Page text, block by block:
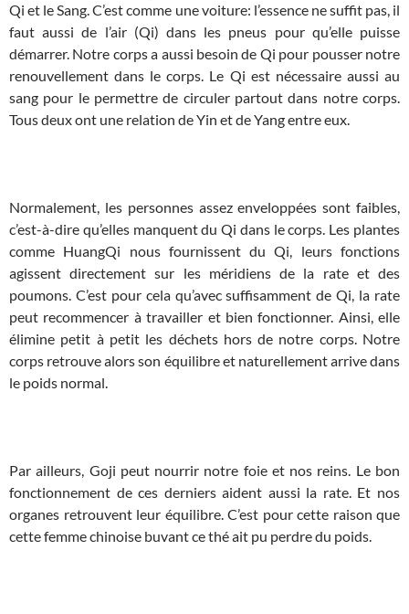
Qi et le Sang. C’est comme une voiture: l’essence ne suffit pas, il
faut aussi de l’air (Qi) dans les pneus pour qu’elle puisse
démarrer. Notre corps a aussi besoin de Qi pour pousser notre
renouvellement dans le corps. Le Qi est nécessaire aussi au
sang pour le permettre de circuler partout dans notre corps.
Tous deux ont une relation de Yin et de Yang entre eux.
Normalement, les personnes assez enveloppées sont faibles,
c’est-à-dire qu’elles manquent du Qi dans le corps. Les plantes
comme HuangQi nous fournissent du Qi, leurs fonctions
agissent directement sur les méridiens de la rate et des
poumons. C’est pour cela qu’avec suffisamment de Qi, la rate
peut recommencer à travailler et bien fonctionner. Ainsi, elle
élimine petit à petit les déchets hors de notre corps. Notre
corps retrouve alors son équilibre et naturellement arrive dans
le poids normal.
Par ailleurs, Goji peut nourrir notre foie et nos reins. Le bon
fonctionnement de ces derniers aident aussi la rate. Et nos
organes retrouvent leur équilibre. C’est pour cette raison que
cette femme chinoise buvant ce thé ait pu perdre du poids.